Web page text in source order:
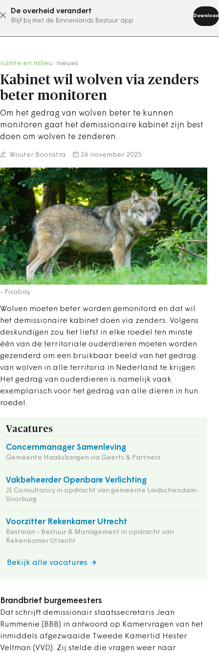
De overheid verandert
Blijf bij met de Binnenlands Bestuur app
Download
abonneer nu
ruimte en milieu nieuws
Kabinet wil wolven via zenders
beter monitoren
Om het gedrag van wolven beter te kunnen
monitoren gaat het demissionaire kabinet zijn best
doen om wolven te zenderen.
Wouter Boonstra 26 november 2025
- Pixabay
Wolven moeten beter worden gemonitord en dat wil
het demissionaire kabinet doen via zenders. Volgens
deskundigen zou het liefst in elke roedel ten minste
één van de territoriale ouderdieren moeten worden
gezenderd om een bruikbaar beeld van het gedrag
van wolven in alle territoria in Nederland te krijgen.
Het gedrag van ouderdieren is namelijk vaak
exemplarisch voor het gedrag van alle dieren in hun
roedel.
Vacatures
Concernmanager Samenleving
Gemeente Haaksbergen via Geerts & Partners
Vakbeheerder Openbare Verlichting
JS Consultancy in opdracht van gemeente Leidschendam-
Voorburg
Voorzitter Rekenkamer Utrecht
Bestman - Bestuur & Management in opdracht van
Rekenkamer Utrecht
Bekijk alle vacatures
Brandbrief burgemeesters
Dat schrijft demissionair staatssecretaris Jean
Rummenie (BBB) in antwoord op Kamervragen van het
inmiddels afgezwaaide Tweede Kamerlid Hester
Veltman (VVD). Zij stelde die vragen weer naar